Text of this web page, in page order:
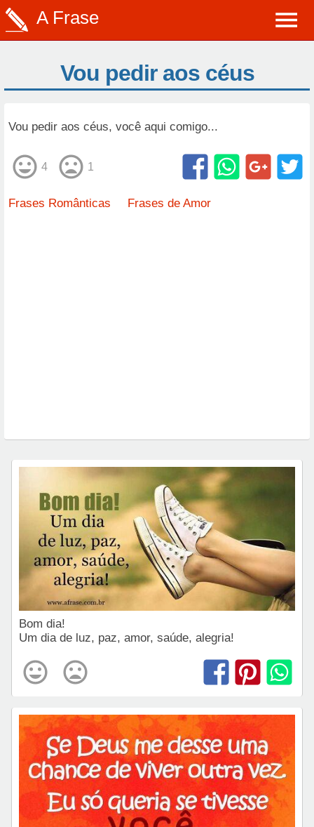
A Frase
Vou pedir aos céus
Vou pedir aos céus, você aqui comigo...
4 1
Frases Românticas Frases de Amor
Bom dia!
Um dia de luz, paz, amor, saúde, alegria!